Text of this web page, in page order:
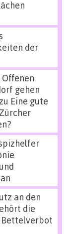
der
gehen
Eine gute
an den
die
Bettelverbot